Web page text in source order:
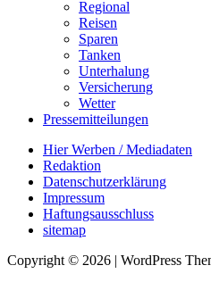
Regional
Reisen
Sparen
Tanken
Unterhalung
Versicherung
Wetter
Pressemitteilungen
Hier Werben / Mediadaten
Redaktion
Datenschutzerklärung
Impressum
Haftungsausschluss
sitemap
Copyright © 2026 | WordPress